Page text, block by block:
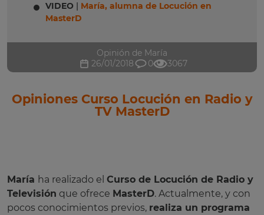
VIDEO
María, alumna de Locución en
MasterD
Opinión de María
26/01/2018
0 3067
Opiniones Curso Locución en Radio y
TV MasterD
María ha realizado el Curso de Locución de Radio y
Televisión que ofrece MasterD. Actualmente, y con
pocos conocimientos previos, realiza un programa